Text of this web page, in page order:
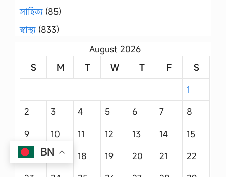
সাহিত্য(85)
স্বাস্থ্য(833)
August 2026
S
M T W T F
S
1
2
3 4 5 6 7
8
9
10 11 12 13 14
15
16
17 18 19 20 21
22
BN